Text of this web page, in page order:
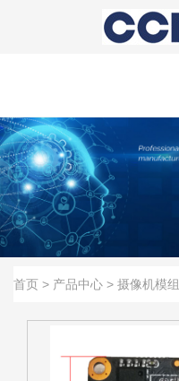
首页 > 产品中心 > 摄像机模组